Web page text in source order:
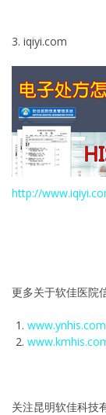
3. iqiyi.com
http://
更多关于软佳医院
www.ynhis.com
关注昆明软佳科技